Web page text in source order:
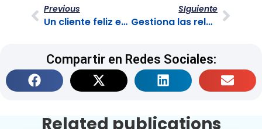
Previous
Un cliente feliz es la mejor estrategia de marketing
SIguiente
Gestiona las relaciones a distancia de forma efectiva
Compartir en Redes Sociales:
Related publications